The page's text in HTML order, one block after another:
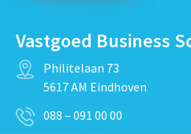
Vastgoed Business
Philitelaan 73
5617 AM Eindhoven
088 – 091 00 00